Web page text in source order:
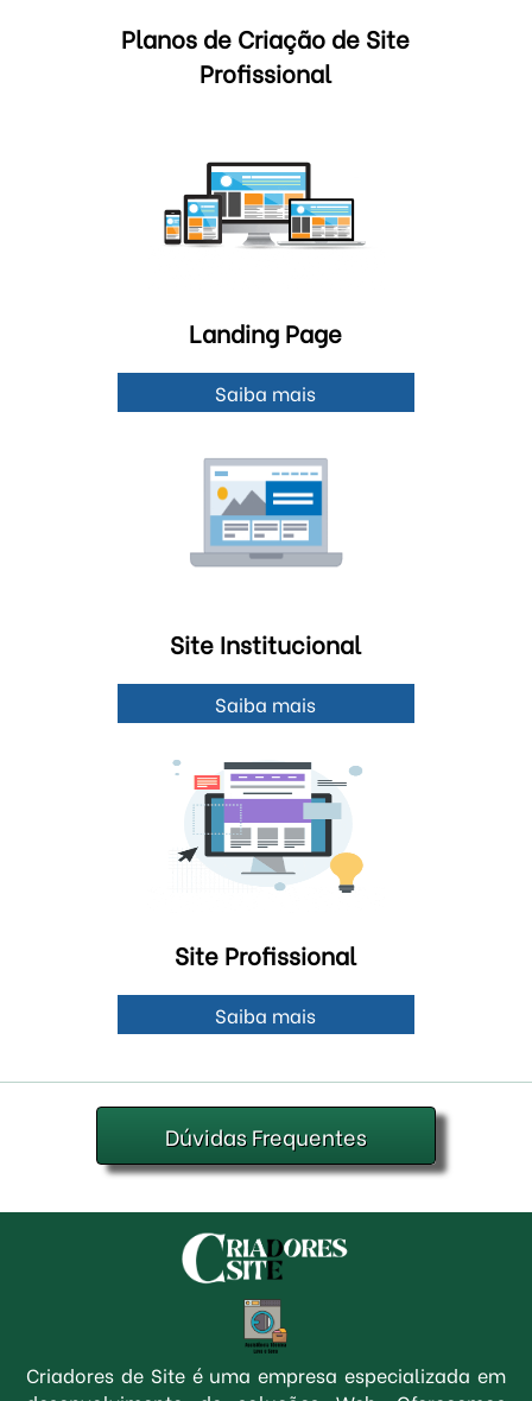
Planos de Criação de Site
Profissional
Landing Page
Saiba mais
Site Institucional
Saiba mais
Site Profissional
Saiba mais
Dúvidas Frequentes
Criadores de Site é uma empresa especializada em